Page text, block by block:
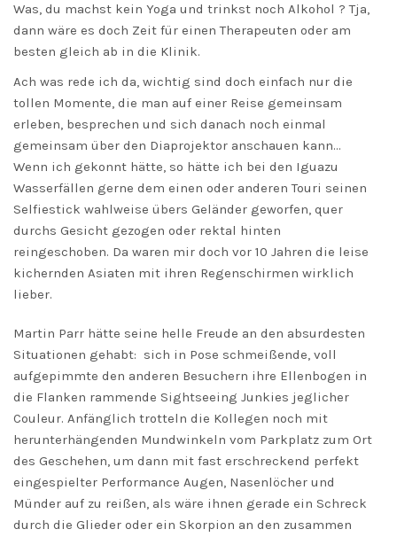
Was, du machst kein Yoga und trinkst noch Alkohol ? Tja,
dann wäre es doch Zeit für einen Therapeuten oder am
besten gleich ab in die Klinik.
Ach was rede ich da, wichtig sind doch einfach nur die
tollen Momente, die man auf einer Reise gemeinsam
erleben, besprechen und sich danach noch einmal
gemeinsam über den Diaprojektor anschauen kann…
Wenn ich gekonnt hätte, so hätte ich bei den Iguazu
Wasserfällen gerne dem einen oder anderen Touri seinen
Selfiestick wahlweise übers Geländer geworfen, quer
durchs Gesicht gezogen oder rektal hinten
reingeschoben. Da waren mir doch vor 10 Jahren die leise
kichernden Asiaten mit ihren Regenschirmen wirklich
lieber.
Martin Parr hätte seine helle Freude an den absurdesten
Situationen gehabt: sich in Pose schmeißende, voll
aufgepimmte den anderen Besuchern ihre Ellenbogen in
die Flanken rammende Sightseeing Junkies jeglicher
Couleur. Anfänglich trotteln die Kollegen noch mit
herunterhängenden Mundwinkeln vom Parkplatz zum Ort
des Geschehen, um dann mit fast erschreckend perfekt
eingespielter Performance Augen, Nasenlöcher und
Münder auf zu reißen, als wäre ihnen gerade ein Schreck
durch die Glieder oder ein Skorpion an den zusammen